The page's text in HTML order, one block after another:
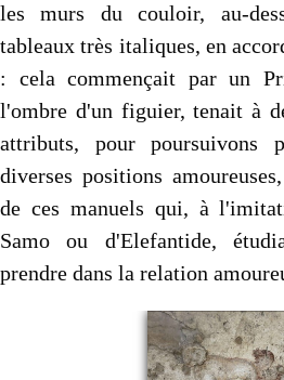
les murs du couloir, au-
tableaux très italiques, en
: cela commençait par un
l'ombre d'un figuier, tenait à
attributs, pour poursuivons
diverses positions
de ces manuels qui, à
Samo ou d'Elefantide,
prendre dans la relation